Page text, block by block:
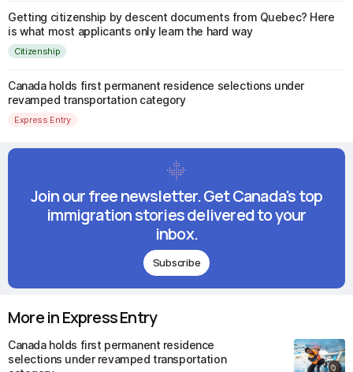
Getting citizenship by descent documents from Quebec? Here
is what most applicants only learn the hard way
Citizenship
Canada holds first permanent residence selections under
revamped transportation category
Express Entry
Join our free newsletter. Get Canada's top
immigration stories delivered to your
inbox.
Subscribe
More in Express Entry
Canada holds first permanent residence
selections under revamped transportation